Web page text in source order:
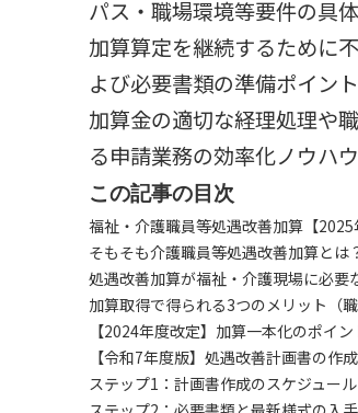
パス・職場環境等要件の具
加算算定を継続するために
よび必要書類の準備ポイント
加算金の適切な経理処理や
る申請業務の効率化ノウハウ
この記事の目次
福祉・介護職員等処遇改善加算【
そもそも介護職員等処遇改善加算とは
処遇改善加算が福祉・介護現場に必要
加算取得で得られる3つのメリット（
【2024年度改定】加算一本化のポイ
【令和7年度版】処遇改善計画書の作
ステップ1：計画書作成のスケジュー